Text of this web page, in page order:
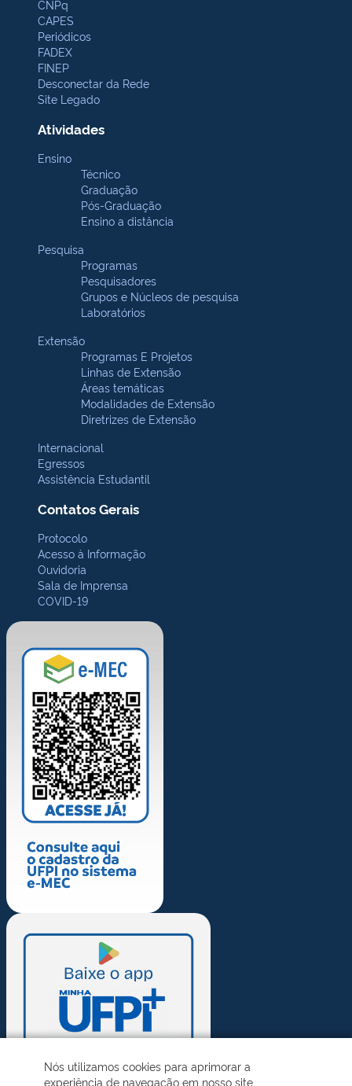
CNPq
CAPES
Periódicos
FADEX
FINEP
Desconectar da Rede
Site Legado
Atividades
Ensino
Técnico
Graduação
Pós-Graduação
Ensino a distância
Pesquisa
Programas
Pesquisadores
Grupos e Núcleos de pesquisa
Laboratórios
Extensão
Programas E Projetos
Linhas de Extensão
Áreas temáticas
Modalidades de Extensão
Diretrizes de Extensão
Internacional
Egressos
Assistência Estudantil
Contatos Gerais
Protocolo
Acesso à Informação
Ouvidoria
Sala de Imprensa
COVID-19
Nós utilizamos cookies para aprimorar a
experiência de navegação em nosso site.